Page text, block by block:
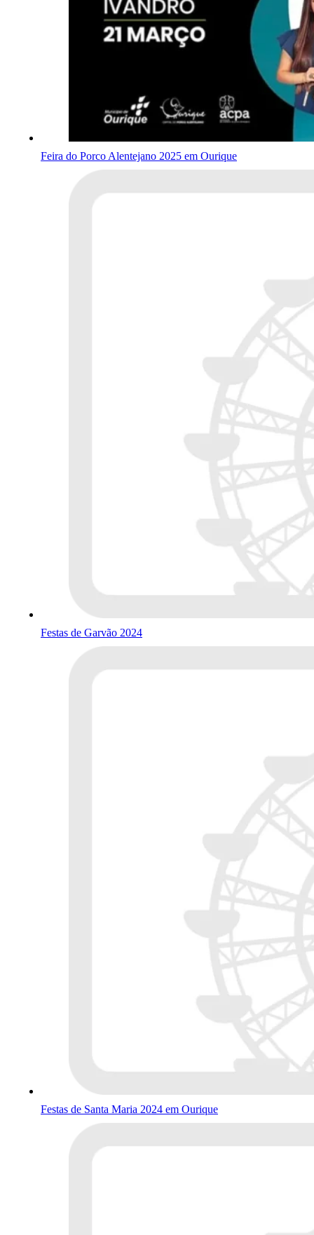
Feira do Porco Alentejano 2025 em Ourique
Festas de Garvão 2024
Festas de Santa Maria 2024 em Ourique